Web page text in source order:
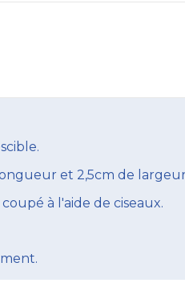
et 2,5cm de
à l'aide de ciseaux.